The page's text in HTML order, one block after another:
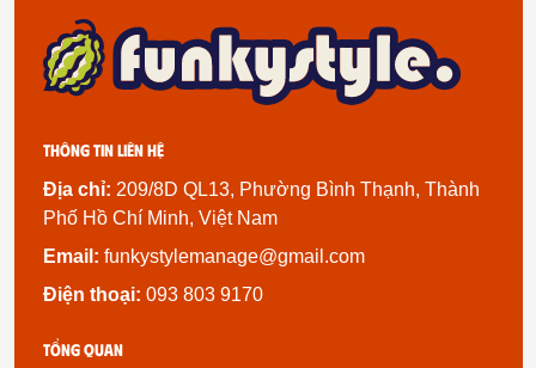
Thông tin liên hệ
Địa chỉ: 209/8D QL13, Phường Bình Thạnh, Thành
Phố Hồ Chí Minh, Việt Nam
Email: funkystylemanage@gmail.com
Điện thoại: 093 803 9170
Tổng quan